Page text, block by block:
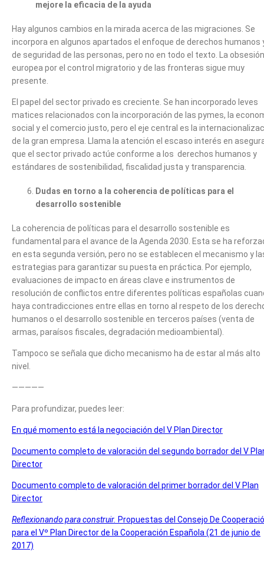
mejore la eficacia de la ayuda
Hay algunos cambios en la mirada acerca de las migraciones. Se
incorpora en algunos apartados el enfoque de derechos humanos
de seguridad de las personas, pero no en todo el texto. La obsesión
europea por el control migratorio y de las fronteras sigue muy
presente.
El papel del sector privado es creciente. Se han incorporado leves
matices relacionados con la incorporación de las pymes, la
social y el comercio justo, pero el eje central es la
de la gran empresa. Llama la atención el escaso interés en
que el sector privado actúe conforme a los derechos humanos y
estándares de sostenibilidad, fiscalidad justa y transparencia.
Dudas en torno a la coherencia de políticas para el
desarrollo sostenible
La coherencia de políticas para el desarrollo sostenible es
fundamental para el avance de la Agenda 2030. Esta se ha
en esta segunda versión, pero no se establecen el mecanismo y
estrategias para garantizar su puesta en práctica. Por ejemplo,
evaluaciones de impacto en áreas clave e instrumentos de
resolución de conflictos entre diferentes políticas españolas
haya contradicciones entre ellas en torno al respeto de los
humanos o el desarrollo sostenible en terceros países (venta de
armas, paraísos fiscales, degradación medioambiental).
Tampoco se señala que dicho mecanismo ha de estar al más alto
nivel.
—————
Para profundizar, puedes leer:
En qué momento está la negociación del V Plan Director
Documento completo de valoración del segundo borrador del V
Director
Documento completo de valoración del primer borrador del V Plan
Director
Reflexionando para construir. Propuestas del Consejo De
para el Vº Plan Director de la Cooperación Española (21 de junio de
2017)